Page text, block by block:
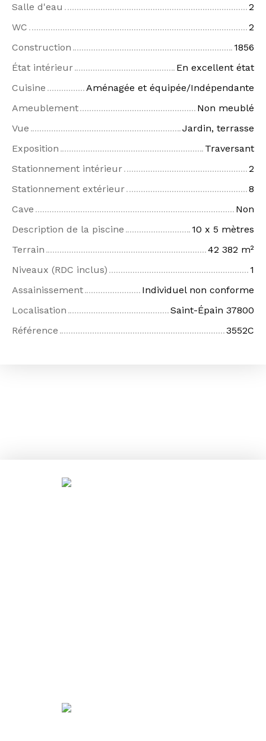
Salle d'eau
2
WC
2
Construction
1856
État intérieur
En excellent état
Cuisine
Aménagée et équipée/Indépendante
Ameublement
Non meublé
Vue
Jardin, terrasse
Exposition
Traversant
Stationnement intérieur
2
Stationnement extérieur
8
Cave
Non
Description de la piscine
10 x 5 mètres
Terrain
42 382 m²
Niveaux (RDC inclus)
1
Assainissement
Individuel non conforme
Localisation
Saint-Épain 37800
Référence
3552C